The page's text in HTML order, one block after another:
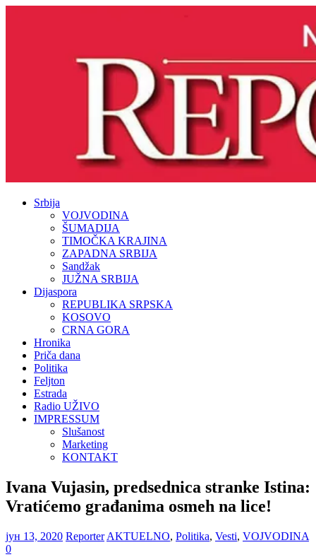
Srbija
VOJVODINA
ŠUMADIJA
TIMOČKA KRAJINA
ZAPADNA SRBIJA
Sandžak
JUŽNA SRBIJA
Dijaspora
REPUBLIKA SRPSKA
KOSOVO
CRNA GORA
Hronika
Priča dana
Politika
Feljton
Estrada
Radio UŽIVO
IMPRESSUM
Slušanost
Marketing
KONTAKT
Ivana Vujasin, predsednica stranke Istina:
Vratićemo građanima osmeh na lice!
јун 13, 2020 Reporter AKTUELNO, Politika, Vesti, VOJVODINA
0